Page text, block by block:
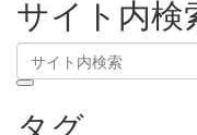
サイト内検